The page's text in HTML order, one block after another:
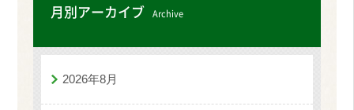
月別アーカイブ Archive
2026年8月